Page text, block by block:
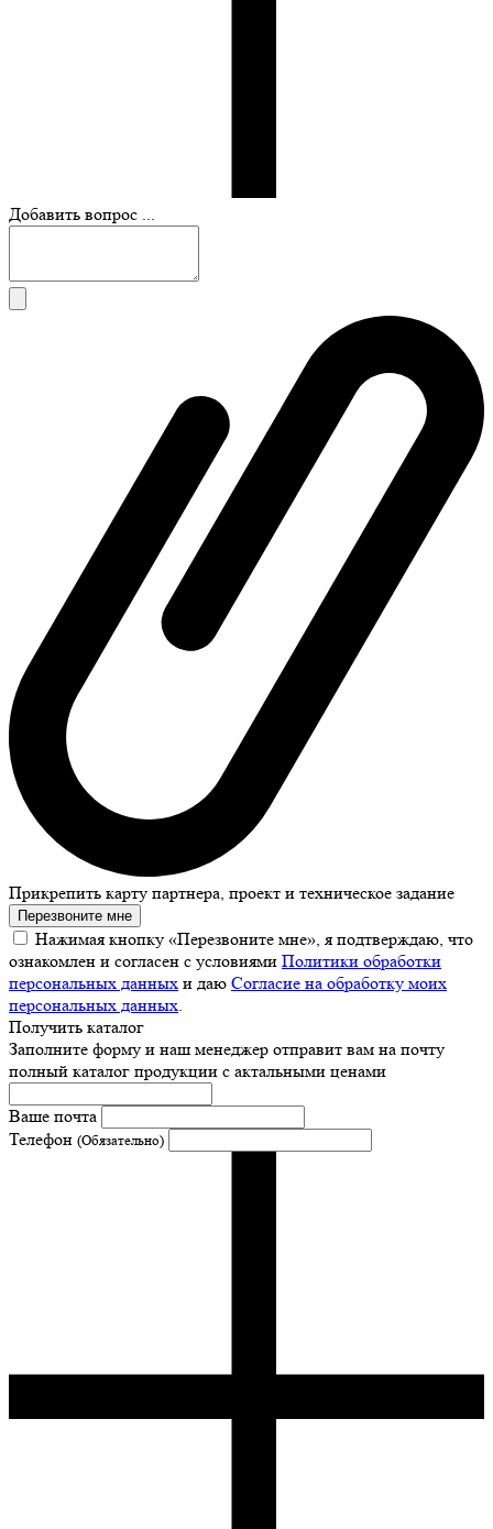
Добавить вопрос ...
Прикрепить карту партнера, проект и техническое задание
Перезвоните мне
Нажимая кнопку «Перезвоните мне», я подтверждаю, что
ознакомлен и согласен с условиями Политики обработки
персональных данных и даю Согласие на обработку моих
персональных данных.
Получить каталог
Заполните форму и наш менеджер отправит вам на почту
полный каталог продукции с актальными ценами
Ваше почта
Телефон (Обязательно)